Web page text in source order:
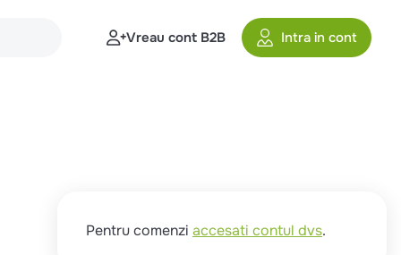
Vreau cont B2B Intra in cont
Pentru comenzi accesati contul dvs.